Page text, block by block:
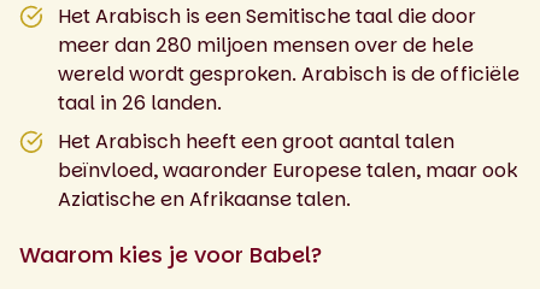
Het Arabisch is een Semitische taal die door
meer dan 280 miljoen mensen over de hele
wereld wordt gesproken. Arabisch is de officiële
taal in 26 landen.
Het Arabisch heeft een groot aantal talen
beïnvloed, waaronder Europese talen, maar ook
Aziatische en Afrikaanse talen.
Waarom kies je voor Babel?